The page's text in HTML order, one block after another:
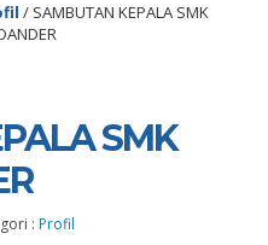
/ SAMBUTAN KEPALA SMK
SMK
: Profil